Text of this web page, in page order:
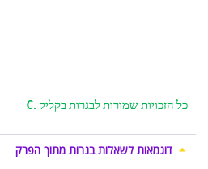
כל הזכויות שמורות לבגרות בקליק C.
דוגמאות לשאלות בגרות מתוך הפרק